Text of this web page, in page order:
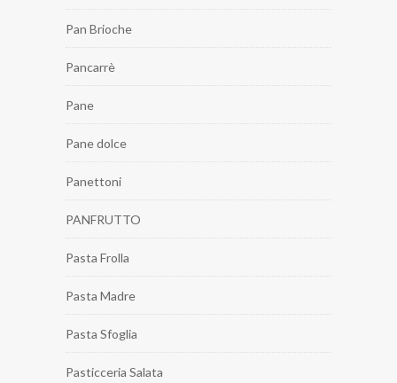
Pan Brioche
Pancarrè
Pane
Pane dolce
Panettoni
PANFRUTTO
Pasta Frolla
Pasta Madre
Pasta Sfoglia
Pasticceria Salata